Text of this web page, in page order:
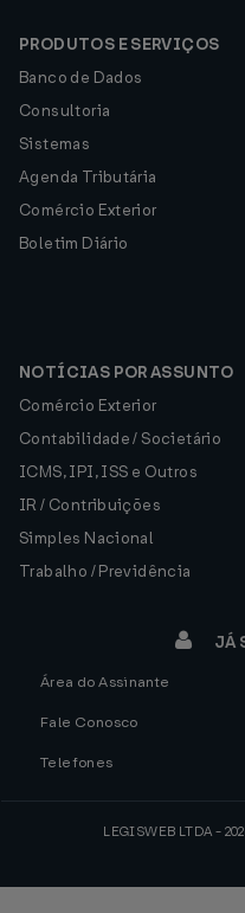
PRODUTOS E SERVIÇOS
Banco de Dados
Consultoria
Sistemas
Agenda Tributária
Comércio Exterior
Boletim Diário
NOTÍCIAS POR ASSUNTO
Comércio Exterior
Contabilidade / Societário
ICMS, IPI, ISS e Outros
IR / Contribuições
Simples Nacional
Trabalho / Previdência
JÁ
Área do Assinante
Fale Conosco
Telefones
LEGISWEB LTDA -